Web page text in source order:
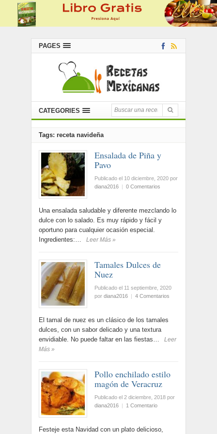
PAGES
CATEGORIES
Tags: receta navideña
Ensalada de Piña y
Pavo
Publicado el 10 diciembre, 2020 por
diana2016 | 0 Comentarios
Una ensalada saludable y diferente mezclando lo
dulce con lo salado. Es muy rápido y fácil y
oportuno para cualquier ocasión especial.
Ingredientes:…
Leer Más »
Tamales Dulces de
Nuez
Publicado el 11 septiembre, 2020
por diana2016 | 4 Comentarios
El tamal de nuez es un clásico de los tamales
dulces, con un sabor delicado y una textura
envidiable. No puede faltar en las fiestas…
Leer
Más »
Pollo enchilado estilo
magón de Veracruz
Publicado el 2 diciembre, 2018 por
diana2016 | 1 Comentario
Festeje esta Navidad con un plato delicioso,